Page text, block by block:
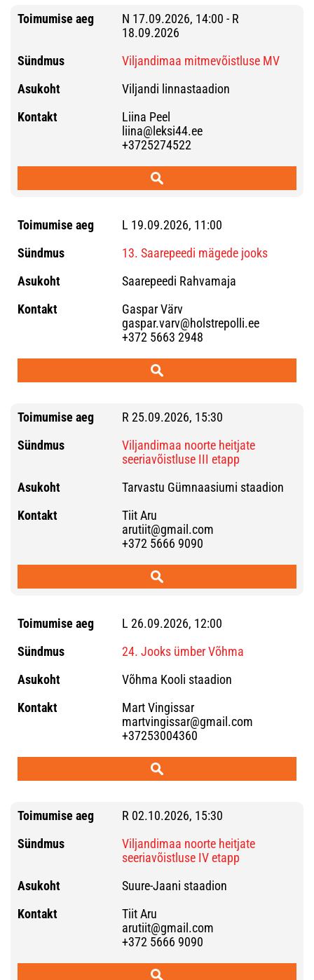
N 17.09.2026, 14:00 - R
18.09.2026
Viljandimaa mitmevõistluse MV
Viljandi linnastaadion
Liina Peel
liina@leksi44.ee
+3725274522
L 19.09.2026, 11:00
13. Saarepeedi mägede jooks
Saarepeedi Rahvamaja
Gaspar Värv
gaspar.varv@holstrepolli.ee
+372 5663 2948
R 25.09.2026, 15:30
Viljandimaa noorte heitjate
seeriavõistluse III etapp
Tarvastu Gümnaasiumi staadion
Tiit Aru
arutiit@gmail.com
+372 5666 9090
L 26.09.2026, 12:00
24. Jooks ümber Võhma
Võhma Kooli staadion
Mart Vingissar
martvingissar@gmail.com
+37253004360
R 02.10.2026, 15:30
Viljandimaa noorte heitjate
seeriavõistluse IV etapp
Suure-Jaani staadion
Tiit Aru
arutiit@gmail.com
+372 5666 9090